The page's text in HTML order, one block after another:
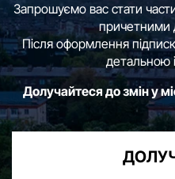
Запрошуємо вас стати
причетними
Після оформлення
детальною
Долучайтеся до змін у